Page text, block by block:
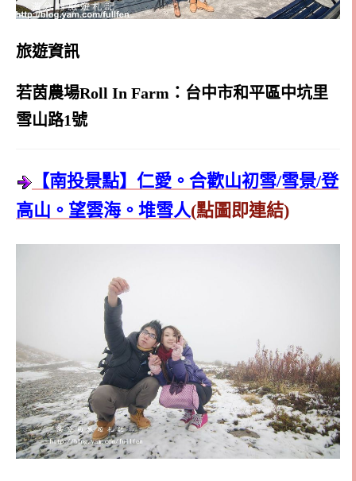
旅遊資訊
若茵農場Roll In Farm：台中市和平區中坑里
雪山路1號
【南投景點】仁愛。合歡山初雪/雪景/登
高山。望雲海。堆雪人(點圖即連結)